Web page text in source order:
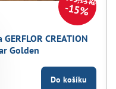
15%
CREATION
Golden
Do košíku